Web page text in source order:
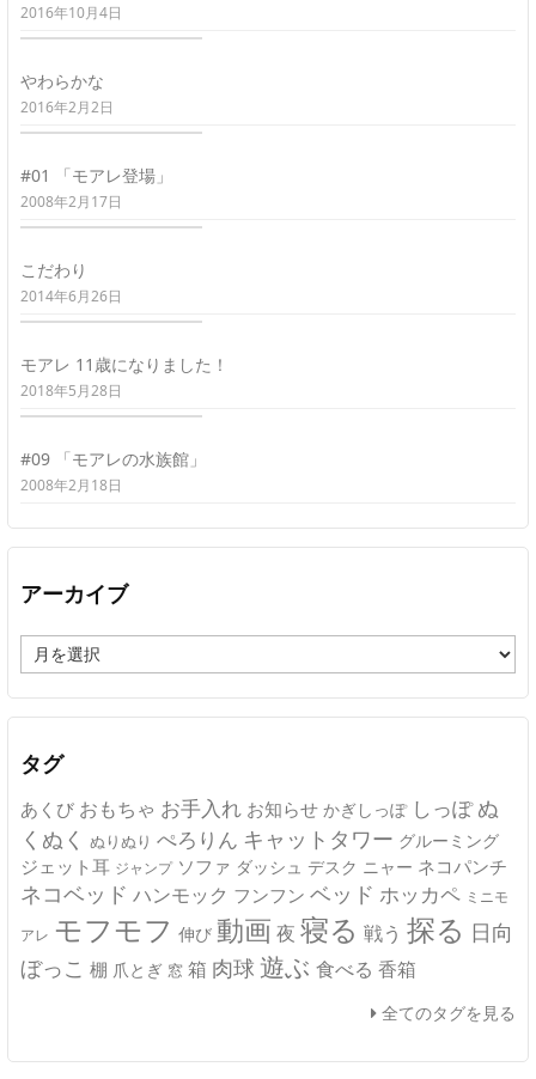
2016年10月4日
やわらかな
2016年2月2日
#01 「モアレ登場」
2008年2月17日
こだわり
2014年6月26日
モアレ 11歳になりました！
2018年5月28日
#09 「モアレの水族館」
2008年2月18日
アーカイブ
ー
カ
イ
タグ
あくび おもちゃ お手入れ お知らせ かぎしっぽ しっぽ ぬ
くぬく ぬりぬり ぺろりん キャットタワー グルーミング
ジェット耳 ジャンプ ソファ ダッシュ デスク ニャー ネコパンチ
ネコベッド ハンモック フンフン ベッド ホッカペ ミニモ
アレ モフモフ 伸び 動画 夜 寝る 戦う 探る 日向
ぼっこ 棚 爪とぎ 窓 箱 肉球 遊ぶ 食べる 香箱
全てのタグを見る